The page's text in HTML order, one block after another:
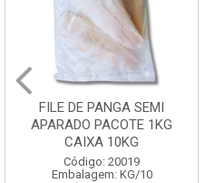
FILE DE PANGA SEMI
APARADO PACOTE 1KG
CAIXA 10KG
Código: 20019
Embalagem: KG/10